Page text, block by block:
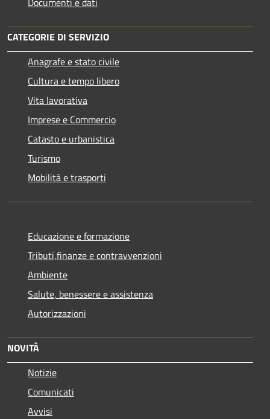
CATEGORIE DI SERVIZIO
Anagrafe e stato civile
Cultura e tempo libero
Vita lavorativa
Imprese e Commercio
Catasto e urbanistica
Turismo
Mobilità e trasporti
Educazione e formazione
Tributi,finanze e contravvenzioni
Ambiente
Salute, benessere e assistenza
Autorizzazioni
NOVITÀ
Notizie
Comunicati
Avvisi